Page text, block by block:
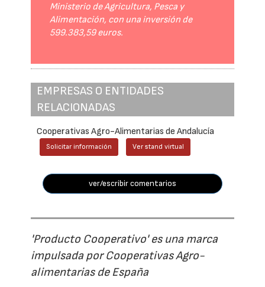
Ministerio de Agricultura, Pesca y
Alimentación, con una inversión de
599.383,59 euros.
EMPRESAS O ENTIDADES
RELACIONADAS
Cooperativas Agro-Alimentarias de Andalucía
Solicitar información Ver stand virtual
ver/escribir comentarios
'Producto Cooperativo' es una marca
impulsada por Cooperativas Agro-
alimentarias de España